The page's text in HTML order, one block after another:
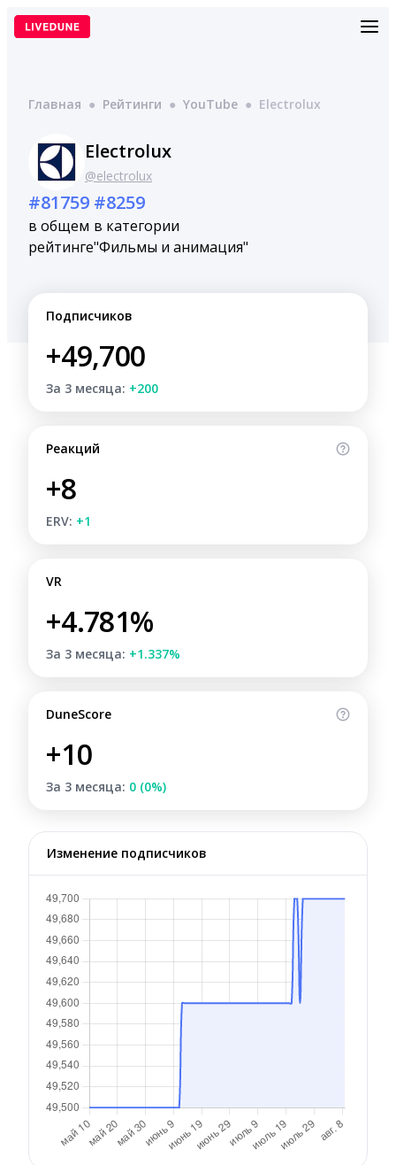
Перейти
Главная ● Рейтинги ● YouTube ● Electrolux
Electrolux
@electrolux
#81759
в общем
рейтинге
#8259
в категории
"Фильмы и анимация"
Подписчиков
+49,700
За 3 месяца: +200
Реакций
+8
ERV: +1
VR
+4.781%
За 3 месяца: +1.337%
DuneScore
+10
За 3 месяца: 0 (0%)
Изменение подписчиков